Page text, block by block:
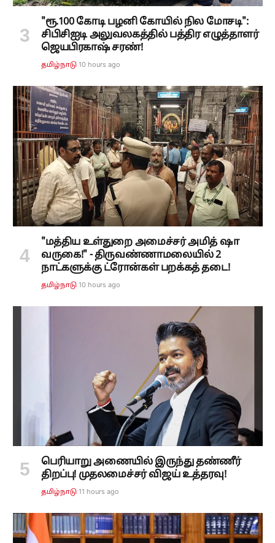
"ரூ.100 கோடி பழனி கோயில் நில மோசடி":
சிபிசிஐடி அலுவலகத்தில் பத்திர எழுத்தாளர்
ஜெயபிரகாஷ் சரண்!
தமிழ்நாடு 10 hours ago
"மத்திய உள்துறை அமைச்சர் அமித் ஷா
வருகை!" - திருவண்ணாமலையில் 2
நாட்களுக்கு ட்ரோன்கள் பறக்கத் தடை!
தமிழ்நாடு 10 hours ago
பெரியாறு அணையில் இருந்து தண்ணீர்
திறப்பு! முதலமைச்சர் விஜய் உத்தரவு!
தமிழ்நாடு 11 hours ago